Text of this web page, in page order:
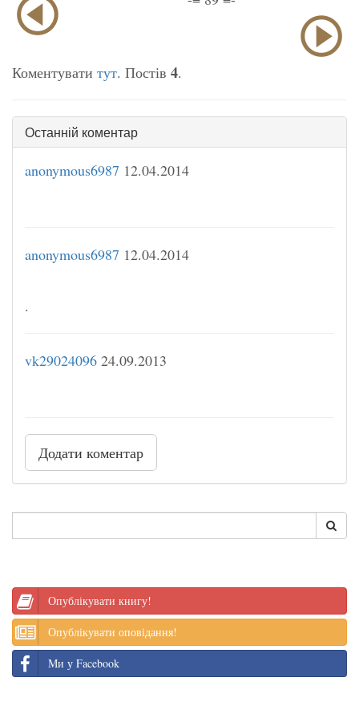
Коментувати тут. Постів 4.
Останній коментар
anonymous6987 12.04.2014
anonymous6987 12.04.2014
.
vk29024096 24.09.2013
Додати коментар
Опублікувати книгу!
Опублікувати оповідання!
Ми у Facebook